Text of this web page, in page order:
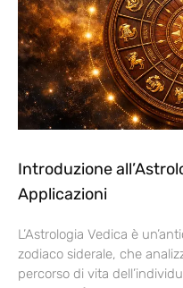
Introduzione
Applicazioni
L’Astrologia Vedica è
zodiaco siderale, che
percorso di vita